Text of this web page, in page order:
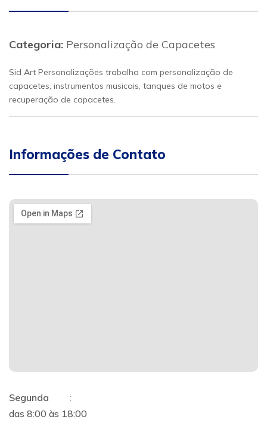
Categoria: Personalização de Capacetes
Sid Art Personalizações trabalha com personalização de
capacetes, instrumentos musicais, tanques de motos e
recuperação de capacetes.
Informações de Contato
Segunda
:
das 8:00 às 18:00